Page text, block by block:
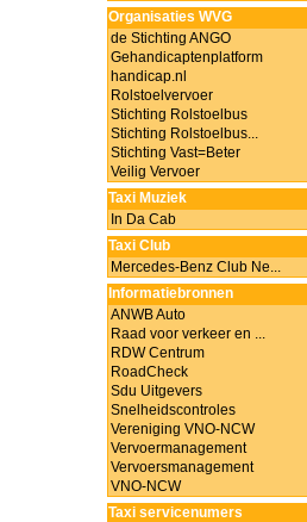
Organisaties WVG
de Stichting ANGO
Gehandicaptenplatform
handicap.nl
Rolstoelvervoer
Stichting Rolstoelbus
Stichting Rolstoelbus...
Stichting Vast=Beter
Veilig Vervoer
Taxi Muziek
In Da Cab
Taxi Club
Mercedes-Benz Club Ne...
Informatiebronnen
ANWB Auto
Raad voor verkeer en ...
RDW Centrum
RoadCheck
Sdu Uitgevers
Snelheidscontroles
Vereniging VNO-NCW
Vervoermanagement
Vervoersmanagement
VNO-NCW
Taxi servicenumers